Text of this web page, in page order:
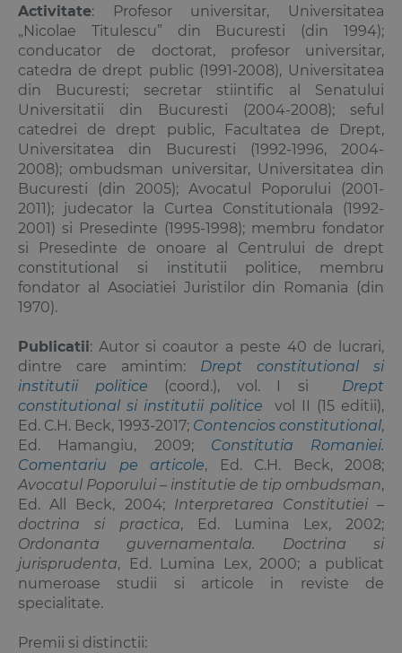
Activitate: Profesor universitar, Universitatea
„Nicolae Titulescu” din Bucuresti (din 1994);
conducator de doctorat, profesor universitar,
catedra de drept public (1991-2008), Universitatea
din Bucuresti; secretar stiintific al Senatului
Universitatii din Bucuresti (2004-2008); seful
catedrei de drept public, Facultatea de Drept,
Universitatea din Bucuresti (1992-1996, 2004-
2008); ombudsman universitar, Universitatea din
Bucuresti (din 2005); Avocatul Poporului (2001-
2011); judecator la Curtea Constitutionala (1992-
2001) si Presedinte (1995-1998); membru fondator
si Presedinte de onoare al Centrului de drept
constitutional si institutii politice, membru
fondator al Asociatiei Juristilor din Romania (din
1970).
Publicatii: Autor si coautor a peste 40 de lucrari,
dintre care amintim: Drept constitutional si
institutii politice (coord.), vol. I si Drept
constitutional si institutii politice
vol II (15 editii),
Ed. C.H. Beck, 1993-2017; Contencios constitutional,
Ed. Hamangiu, 2009; Constitutia Romaniei.
Comentariu pe articole, Ed. C.H. Beck, 2008;
Avocatul Poporului – institutie de tip ombudsman,
Ed. All Beck, 2004; Interpretarea Constitutiei –
doctrina si practica, Ed. Lumina Lex, 2002;
Ordonanta guvernamentala. Doctrina si
jurisprudenta, Ed. Lumina Lex, 2000; a publicat
numeroase studii si articole in reviste de
specialitate.
Premii si distinctii: